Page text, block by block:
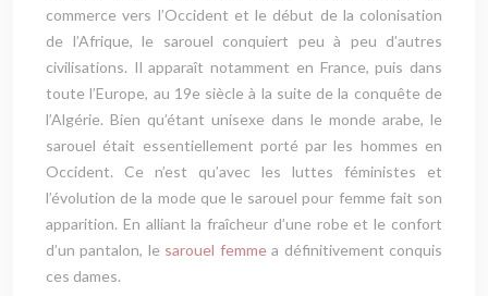
commerce vers l’Occident et le début de la colonisation
de l’Afrique, le sarouel conquiert peu à peu d’autres
civilisations. Il apparaît notamment en France, puis dans
toute l’Europe, au 19e siècle à la suite de la conquête de
l’Algérie. Bien qu’étant unisexe dans le monde arabe, le
sarouel était essentiellement porté par les hommes en
Occident. Ce n’est qu’avec les luttes féministes et
l’évolution de la mode que le sarouel pour femme fait son
apparition. En alliant la fraîcheur d’une robe et le confort
d’un pantalon, le sarouel femmea définitivement conquis
ces dames.